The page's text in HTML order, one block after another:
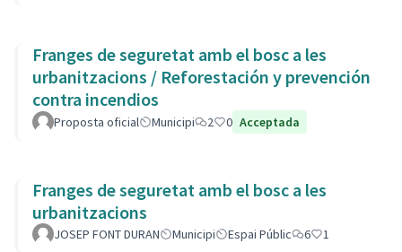
Franges de seguretat amb el bosc a les
urbanitzacions / Reforestación y prevención
contra incendios
Proposta oficial Municipi 2 0 Acceptada
Franges de seguretat amb el bosc a les
urbanitzacions
JOSEP FONT DURAN Municipi Espai Públic 6 1